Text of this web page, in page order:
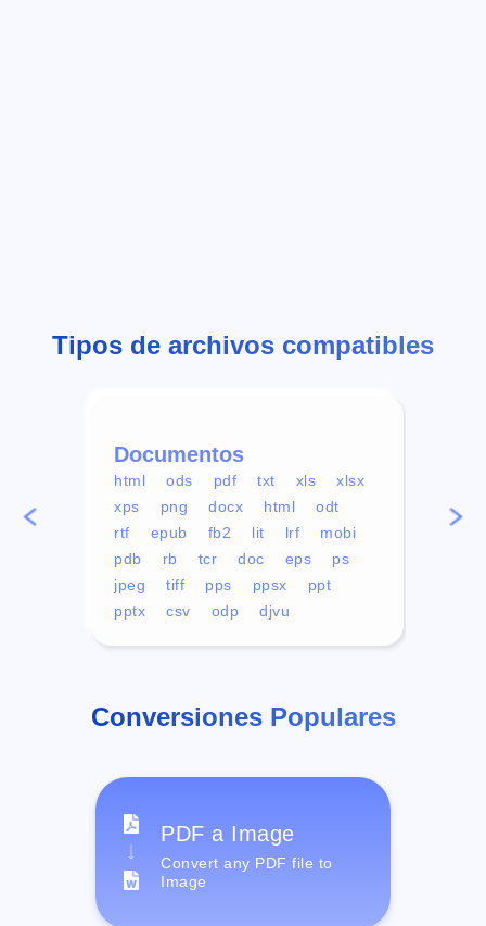
Tipos de archivos compatibles
Documentos
html ods pdf txt xls
xlsx
xps
png docx html
odt
rtf
epub fb2 lit lrf
mobi
pdb
rb tcr doc eps
ps
jpeg
tiff pps ppsx
ppt
pptx
csv odp djvu
mp4
Conversiones Populares
PDF a Image
Convert any PDF file to
Image